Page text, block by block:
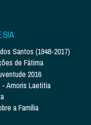
Santos (1948-2017)
de Fátima
2016
Amoris Laetitia
a Família